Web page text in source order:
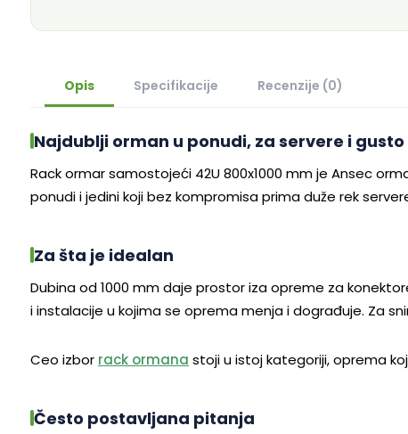
Opis Specifikacije Recenzije (0)
Najdublji orman u ponudi, za servere i
Rack ormar samostojeći 42U 800x1000 mm je Ansec
ponudi i jedini koji bez kompromisa prima duže rek
Za šta je idealan
Dubina od 1000 mm daje prostor iza opreme za
i instalacije u kojima se oprema menja i dograđuje. Za
Ceo izbor rack ormana stoji u istoj kategoriji, oprema
Često postavljana pitanja